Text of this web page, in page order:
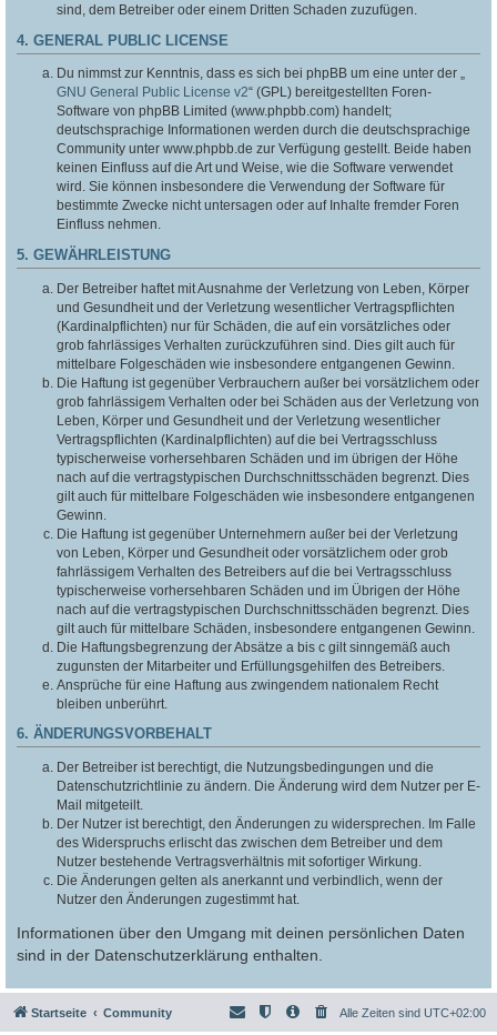
sind, dem Betreiber oder einem Dritten Schaden zuzufügen.
4. GENERAL PUBLIC LICENSE
Du nimmst zur Kenntnis, dass es sich bei phpBB um eine unter der „
GNU General Public License v2“ (GPL) bereitgestellten Foren-
Software von phpBB Limited (www.phpbb.com) handelt;
deutschsprachige Informationen werden durch die deutschsprachige
Community unter www.phpbb.de zur Verfügung gestellt. Beide haben
keinen Einfluss auf die Art und Weise, wie die Software verwendet
wird. Sie können insbesondere die Verwendung der Software für
bestimmte Zwecke nicht untersagen oder auf Inhalte fremder Foren
Einfluss nehmen.
5. GEWÄHRLEISTUNG
Der Betreiber haftet mit Ausnahme der Verletzung von Leben, Körper
und Gesundheit und der Verletzung wesentlicher Vertragspflichten
(Kardinalpflichten) nur für Schäden, die auf ein vorsätzliches oder
grob fahrlässiges Verhalten zurückzuführen sind. Dies gilt auch für
mittelbare Folgeschäden wie insbesondere entgangenen Gewinn.
Die Haftung ist gegenüber Verbrauchern außer bei vorsätzlichem oder
grob fahrlässigem Verhalten oder bei Schäden aus der Verletzung von
Leben, Körper und Gesundheit und der Verletzung wesentlicher
Vertragspflichten (Kardinalpflichten) auf die bei Vertragsschluss
typischerweise vorhersehbaren Schäden und im übrigen der Höhe
nach auf die vertragstypischen Durchschnittsschäden begrenzt. Dies
gilt auch für mittelbare Folgeschäden wie insbesondere entgangenen
Gewinn.
Die Haftung ist gegenüber Unternehmern außer bei der Verletzung
von Leben, Körper und Gesundheit oder vorsätzlichem oder grob
fahrlässigem Verhalten des Betreibers auf die bei Vertragsschluss
typischerweise vorhersehbaren Schäden und im Übrigen der Höhe
nach auf die vertragstypischen Durchschnittsschäden begrenzt. Dies
gilt auch für mittelbare Schäden, insbesondere entgangenen Gewinn.
Die Haftungsbegrenzung der Absätze a bis c gilt sinngemäß auch
zugunsten der Mitarbeiter und Erfüllungsgehilfen des Betreibers.
Ansprüche für eine Haftung aus zwingendem nationalem Recht
bleiben unberührt.
6. ÄNDERUNGSVORBEHALT
Der Betreiber ist berechtigt, die Nutzungsbedingungen und die
Datenschutzrichtlinie zu ändern. Die Änderung wird dem Nutzer per E-
Mail mitgeteilt.
Der Nutzer ist berechtigt, den Änderungen zu widersprechen. Im Falle
des Widerspruchs erlischt das zwischen dem Betreiber und dem
Nutzer bestehende Vertragsverhältnis mit sofortiger Wirkung.
Die Änderungen gelten als anerkannt und verbindlich, wenn der
Nutzer den Änderungen zugestimmt hat.
Informationen über den Umgang mit deinen persönlichen Daten
sind in der Datenschutzerklärung enthalten.
Startseite Community Alle Zeiten sind UTC+02:00